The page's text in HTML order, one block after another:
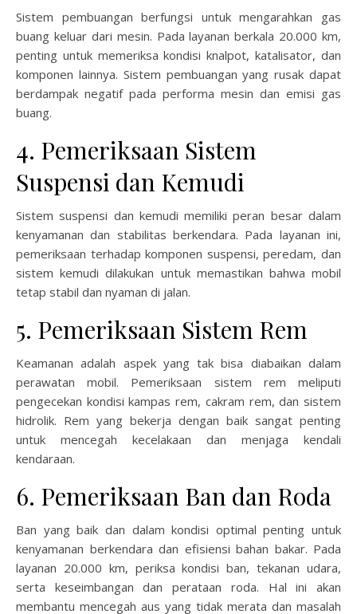
Sistem pembuangan berfungsi untuk mengarahkan gas
buang keluar dari mesin. Pada layanan berkala 20.000 km,
penting untuk memeriksa kondisi knalpot, katalisator, dan
komponen lainnya. Sistem pembuangan yang rusak dapat
berdampak negatif pada performa mesin dan emisi gas
buang.
4. Pemeriksaan Sistem
Suspensi dan Kemudi
Sistem suspensi dan kemudi memiliki peran besar dalam
kenyamanan dan stabilitas berkendara. Pada layanan ini,
pemeriksaan terhadap komponen suspensi, peredam, dan
sistem kemudi dilakukan untuk memastikan bahwa mobil
tetap stabil dan nyaman di jalan.
5. Pemeriksaan Sistem Rem
Keamanan adalah aspek yang tak bisa diabaikan dalam
perawatan mobil. Pemeriksaan sistem rem meliputi
pengecekan kondisi kampas rem, cakram rem, dan sistem
hidrolik. Rem yang bekerja dengan baik sangat penting
untuk mencegah kecelakaan dan menjaga kendali
kendaraan.
6. Pemeriksaan Ban dan Roda
Ban yang baik dan dalam kondisi optimal penting untuk
kenyamanan berkendara dan efisiensi bahan bakar. Pada
layanan 20.000 km, periksa kondisi ban, tekanan udara,
serta keseimbangan dan perataan roda. Hal ini akan
membantu mencegah aus yang tidak merata dan masalah